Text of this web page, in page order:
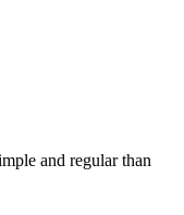
and regular than